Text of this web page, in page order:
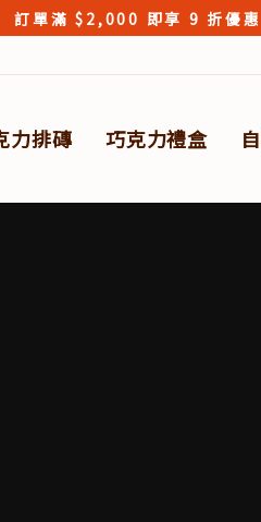
slideshow
訂單滿 $2,000 即享 9 折優惠
力排磚 巧克力禮盒